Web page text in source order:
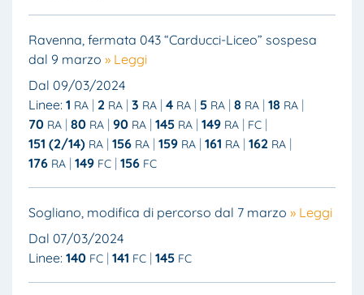
Ravenna, fermata 043 “Carducci-Liceo” sospesa
dal 9 marzo » Leggi
Dal 09/03/2024
Linee: 1 RA 2 RA 3 RA 4 RA 5 RA 8 RA 18 RA
70 RA 80 RA 90 RA 145 RA 149 RA FC
151 (2/14) RA 156 RA 159 RA 161 RA 162 RA
176 RA 149 FC 156 FC
Sogliano, modifica di percorso dal 7 marzo » Leggi
Dal 07/03/2024
Linee: 140 FC 141 FC 145 FC